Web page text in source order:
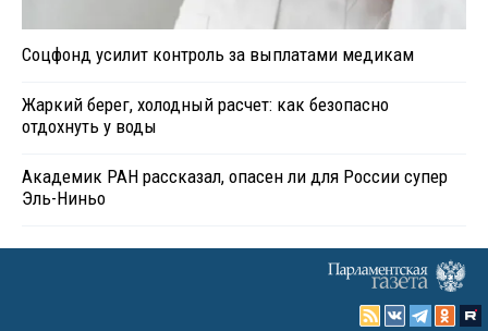
Соцфонд усилит контроль за выплатами медикам
Жаркий берег, холодный расчет: как безопасно
отдохнуть у воды
Академик РАН рассказал, опасен ли для России супер
Эль-Ниньо